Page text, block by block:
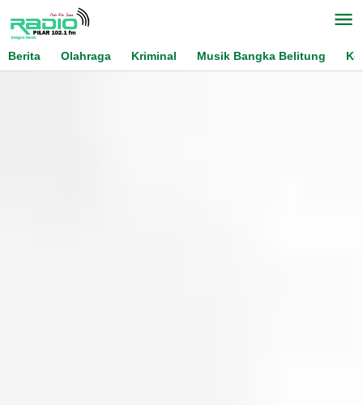
content
Berita
Olahraga Kriminal Musik Bangka Belitung